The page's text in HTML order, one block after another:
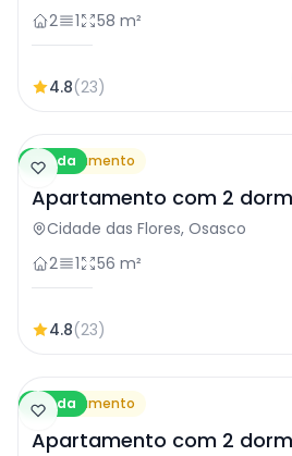
2
1 58 m²
4.8(23)
Venda
Apartamento
Apartamento com 2
Osasco
Cidade das Flores, Osasco
2
1 56 m²
4.8(23)
Venda
Apartamento
Apartamento com 2